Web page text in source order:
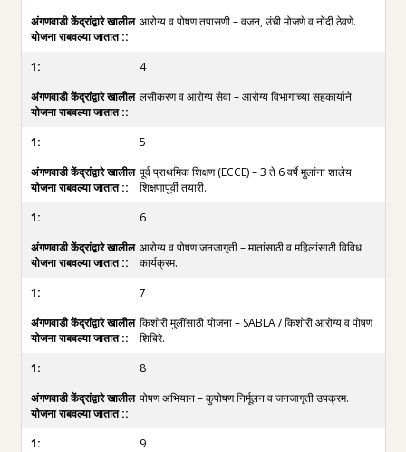
आरोग्य व पोषण तपासणी – वजन, उंची मोजणे व नोंदी ठेवणे.
4
लसीकरण व आरोग्य सेवा – आरोग्य विभागाच्या सहकार्याने.
5
पूर्व प्राथमिक शिक्षण (ECCE) – 3 ते 6 वर्षे मुलांना शालेय
शिक्षणापूर्वी तयारी.
6
आरोग्य व पोषण जनजागृती – मातांसाठी व महिलांसाठी विविध
कार्यक्रम.
7
किशोरी मुलींसाठी योजना – SABLA / किशोरी आरोग्य व पोषण
शिबिरे.
8
पोषण अभियान – कुपोषण निर्मूलन व जनजागृती उपक्रम.
9